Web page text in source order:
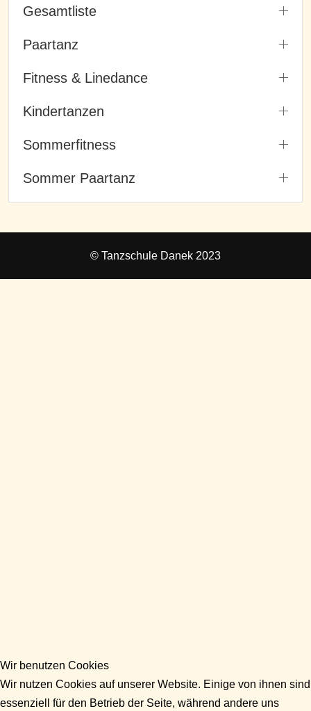
Gesamtliste
Paartanz
Fitness & Linedance
Kindertanzen
Sommerfitness
Sommer Paartanz
© Tanzschule Danek 2023
Wir benutzen Cookies
Wir nutzen Cookies auf unserer Website. Einige von ihnen sind
essenziell für den Betrieb der Seite, während andere uns